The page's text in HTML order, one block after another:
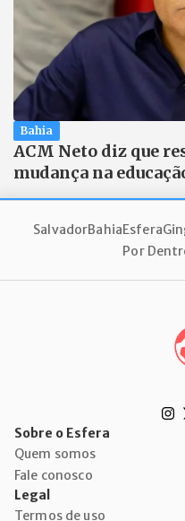
Bahia
ACM Neto diz que
mudança na
SalvadorBahiaEsfera
Por
Sobre o Esfera
Quem somos
Fale conosco
Legal
Termos de uso